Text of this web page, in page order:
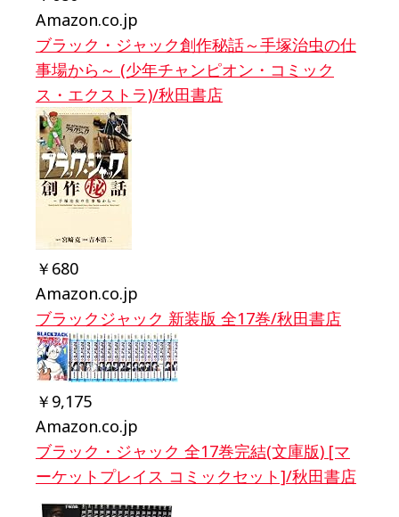
Amazon.co.jp
ブラック・ジャック創作秘話～手塚治虫の仕
事場から～ (少年チャンピオン・コミック
ス・エクストラ)/秋田書店
￥680
Amazon.co.jp
ブラックジャック 新装版 全17巻/秋田書店
￥9,175
Amazon.co.jp
ブラック・ジャック 全17巻完結(文庫版) [マ
ーケットプレイス コミックセット]/秋田書店